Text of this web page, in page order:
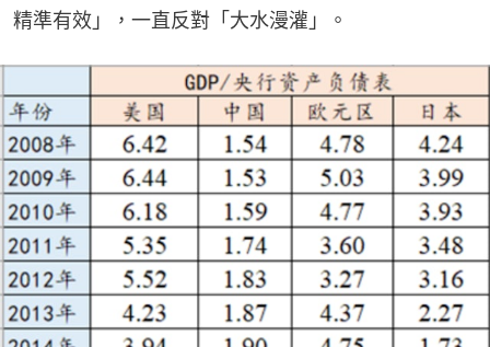
精準有效」，一直反對「大水漫灌」。